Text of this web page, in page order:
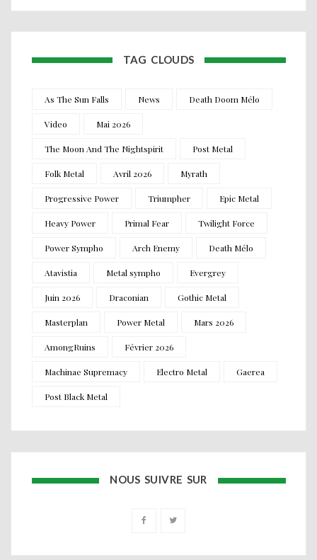
TAG CLOUDS
As The Sun Falls News Death Doom Mélo
Video Mai 2026
The Moon And The Nightspirit Post Metal
Folk Metal Avril 2026 Myrath
Progressive Power Triumpher Epic Metal
Heavy Power Primal Fear Twilight Force
Power Sympho Arch Enemy Death Mélo
Atavistia Metal sympho Evergrey
Juin 2026 Draconian Gothic Metal
Masterplan Power Metal Mars 2026
AmongRuins Février 2026
Machinae Supremacy Electro Metal Gaerea
Post Black Metal
NOUS SUIVRE SUR